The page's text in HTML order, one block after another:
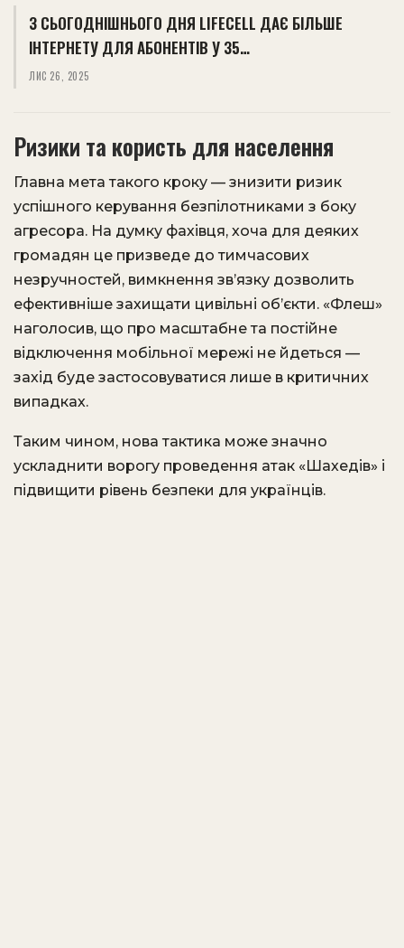
З СЬОГОДНІШНЬОГО ДНЯ LIFECELL ДАЄ БІЛЬШЕ
ІНТЕРНЕТУ ДЛЯ АБОНЕНТІВ У 35…
ЛИС 26, 2025
Ризики та користь для населення
Главна мета такого кроку — знизити ризик
успішного керування безпілотниками з боку
агресора. На думку фахівця, хоча для деяких
громадян це призведе до тимчасових
незручностей, вимкнення зв’язку дозволить
ефективніше захищати цивільні об’єкти. «Флеш»
наголосив, що про масштабне та постійне
відключення мобільної мережі не йдеться —
захід буде застосовуватися лише в критичних
випадках.
Таким чином, нова тактика може значно
ускладнити ворогу проведення атак «Шахедів» і
підвищити рівень безпеки для українців.